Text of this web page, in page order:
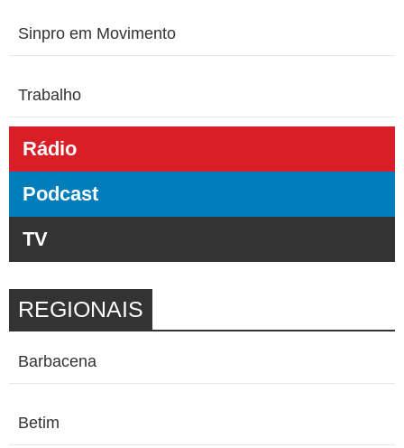
Sinpro em Movimento
Trabalho
Rádio
Podcast
TV
REGIONAIS
Barbacena
Betim